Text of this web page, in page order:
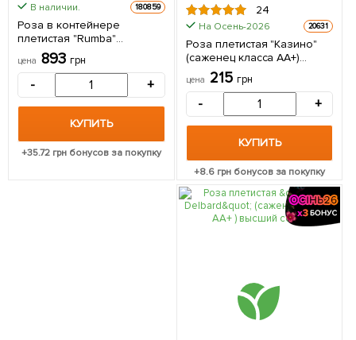
В наличии. 180859
Роза в контейнере
плетистая "Rumba"
(саженец класса АА+) 1
саженец в упаковке
цена 893 грн
- +
КУПИТЬ
+35.72грн бонусов за покупку
24
На Осень-2026 20631
Роза плетистая "Казино"
(саженец класса АА+)
высший сорт 1 саженец в
упаковке
цена 215 грн
- +
КУПИТЬ
+8.6грн бонусов за покупку